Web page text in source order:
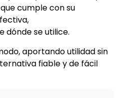
cumple con su
dónde se utilice.
aportando utilidad sin
fiable y de fácil